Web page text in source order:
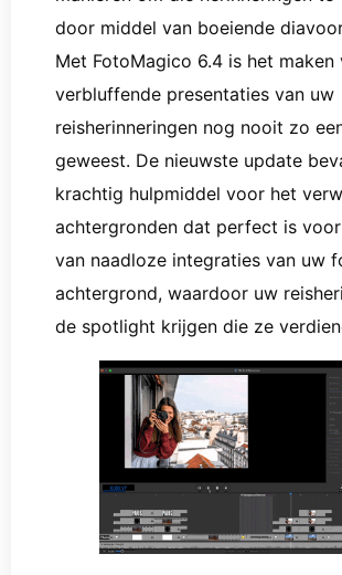
door middel van boeiende
Met FotoMagico 6.4 is het maken
verbluffende presentaties van uw
reisherinneringen nog nooit zo
geweest. De nieuwste update
krachtig hulpmiddel voor het
achtergronden dat perfect is
van naadloze integraties van uw
achtergrond, waardoor uw
de spotlight krijgen die ze